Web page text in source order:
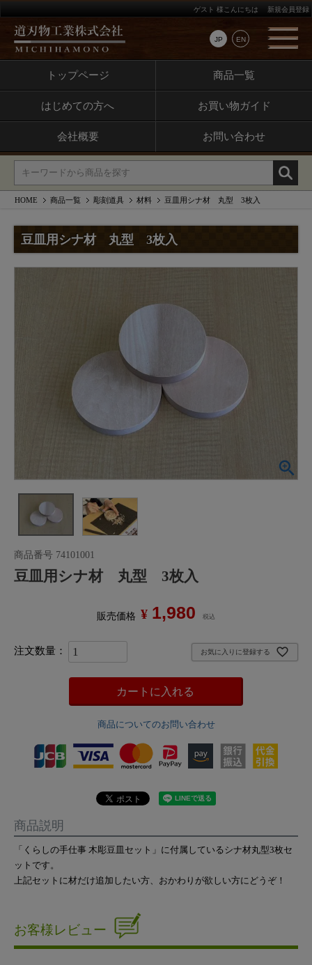
JP EN
ゲスト 様こんにちは 新規会員登録
トップページ 商品一覧
はじめての方へ お買い物ガイド
会社概要 お問い合わせ
HOME 商品一覧 彫刻道具 材料 豆皿用シナ材 丸型 3枚入
豆皿用シナ材 丸型 3枚入
商品番号 74101001
豆皿用シナ材 丸型 3枚入
販売価格 ¥ 1,980 税込
お気に入りに登録する
カートに入れる
商品についてのお問い合わせ
商品説明
「くらしの手仕事 木彫豆皿セット」に付属しているシナ材丸型3枚セ
ットです。
上記セットに材だけ追加したい方、おかわりが欲しい方にどうぞ！
お客様レビュー